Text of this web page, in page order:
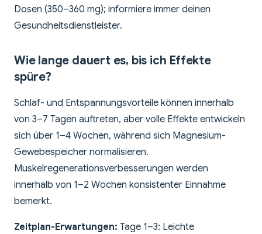
Dosen (350–360 mg); informiere immer deinen
Gesundheitsdienstleister.
Wie lange dauert es, bis ich Effekte
spüre?
Schlaf- und Entspannungsvorteile können innerhalb
von 3–7 Tagen auftreten, aber volle Effekte entwickeln
sich über 1–4 Wochen, während sich Magnesium-
Gewebespeicher normalisieren.
Muskelregenerationsverbesserungen werden
innerhalb von 1–2 Wochen konsistenter Einnahme
bemerkt.
Zeitplan-Erwartungen: Tage 1–3: Leichte